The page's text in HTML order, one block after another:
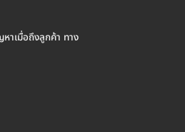
าเมื่อถึงลูกค้า ทาง